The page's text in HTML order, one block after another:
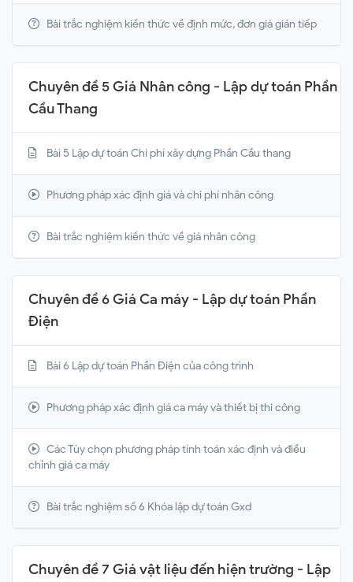
Bài trắc nghiệm kiến thức về định mức, đơn giá gián tiếp
Chuyên đề 5 Giá Nhân công - Lập dự toán Phần
Cầu Thang
Bài 5 Lập dự toán Chi phí xây dựng Phần Cầu thang
Phương pháp xác định giá và chi phí nhân công
Bài trắc nghiệm kiến thức về giá nhân công
Chuyên đề 6 Giá Ca máy - Lập dự toán Phần
Điện
Bài 6 Lập dự toán Phần Điện của công trình
Phương pháp xác định giá ca máy và thiết bị thi công
Các Tùy chọn phương pháp tính toán xác định và điều
chỉnh giá ca máy
Bài trắc nghiệm số 6 Khóa lập dự toán Gxd
Chuyên đề 7 Giá vật liệu đến hiện trường - Lập